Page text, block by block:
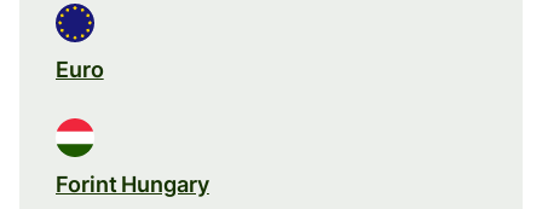
Euro
Forint Hungary